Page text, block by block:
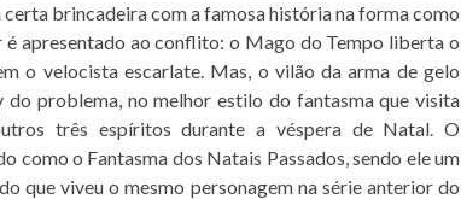
brincadeira com a famosa história na forma como
apresentado ao conflito: o Mago do Tempo liberta o
o velocista escarlate. Mas, o vilão da arma de gelo
problema, no melhor estilo do fantasma que visita
três espíritos durante a véspera de Natal. O
como o Fantasma dos Natais Passados, sendo ele um
que viveu o mesmo personagem na série anterior do